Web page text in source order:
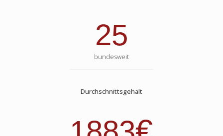
25
bundesweit
Durchschnittsgehalt